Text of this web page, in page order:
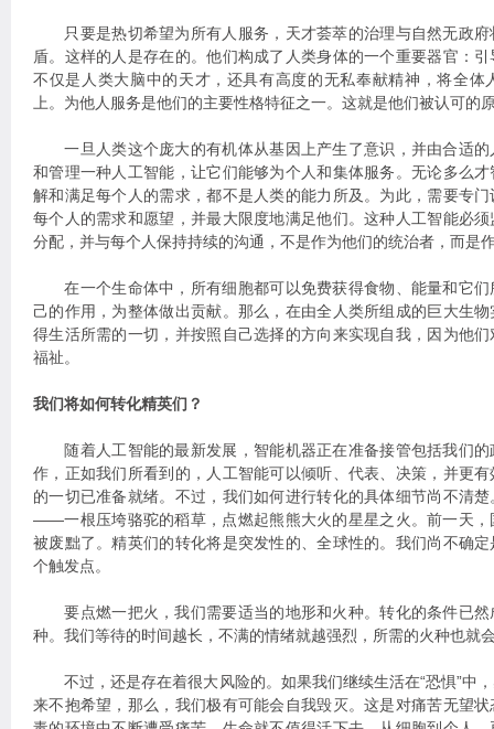
只要是热切希望为所有人服务，天才荟萃的治理与自然无政府
盾。这样的人是存在的。他们构成了人类身体的一个重要器官：
不仅是人类大脑中的天才，还具有高度的无私奉献精神，将全体
上。为他人服务是他们的主要性格特征之一。这就是他们被认可的
一旦人类这个庞大的有机体从基因上产生了意识，并由合适的
和管理一种人工智能，让它们能够为个人和集体服务。无论多么
解和满足每个人的需求，都不是人类的能力所及。为此，需要专
每个人的需求和愿望，并最大限度地满足他们。这种人工智能必
分配，并与每个人保持持续的沟通，不是作为他们的统治者，而是
在一个生命体中，所有细胞都可以免费获得食物、能量和它们
己的作用，为整体做出贡献。那么，在由全人类所组成的巨大生
得生活所需的一切，并按照自己选择的方向来实现自我，因为他
福祉。
我们将如何转化精英们？
随着人工智能的最新发展，智能机器正在准备接管包括我们的
作，正如我们所看到的，人工智能可以倾听、代表、决策，并更
的一切已准备就绪。不过，我们如何进行转化的具体细节尚不清
——一根压垮骆驼的稻草，点燃起熊熊大火的星星之火。前一天，
被废黜了。精英们的转化将是突发性的、全球性的。我们尚不确
个触发点。
要点燃一把火，我们需要适当的地形和火种。转化的条件已然
种。我们等待的时间越长，不满的情绪就越强烈，所需的火种也就
不过，还是存在着很大风险的。如果我们继续生活在“恐惧”中
来不抱希望，那么，我们极有可能会自我毁灭。这是对痛苦无望